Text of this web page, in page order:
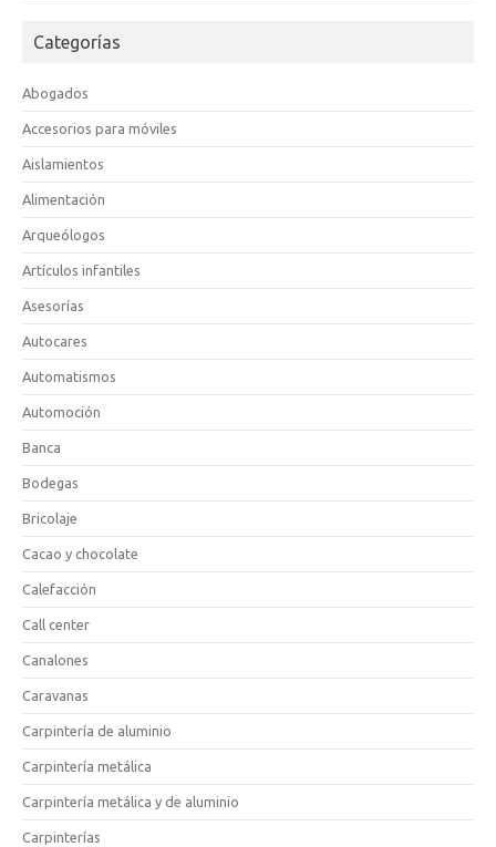
Categorías
Abogados
Accesorios para móviles
Aislamientos
Alimentación
Arqueólogos
Artículos infantiles
Asesorías
Autocares
Automatismos
Automoción
Banca
Bodegas
Bricolaje
Cacao y chocolate
Calefacción
Call center
Canalones
Caravanas
Carpintería de aluminio
Carpintería metálica
Carpintería metálica y de aluminio
Carpinterías